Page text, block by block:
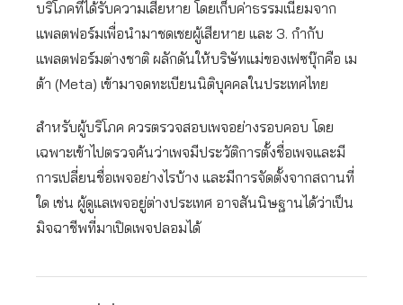
บริโภคที่ได้รับความเสียหาย โดยเก็บค่าธรรมเนียมจาก
แพลตฟอร์มเพื่อนำมาชดเชยผู้เสียหาย และ 3. กำกับ
แพลตฟอร์มต่างชาติ ผลักดันให้บริษัทแม่ของเฟซบุ๊กคือ เม
ต้า (Meta) เข้ามาจดทะเบียนนิติบุคคลในประเทศไทย
สำหรับผู้บริโภค ควรตรวจสอบเพจอย่างรอบคอบ โดย
เฉพาะเข้าไปตรวจค้นว่าเพจมีประวัติการตั้งชื่อเพจและมี
การเปลี่ยนชื่อเพจอย่างไรบ้าง และมีการจัดตั้งจากสถานที่
ใด เช่น ผู้ดูแลเพจอยู่ต่างประเทศ อาจสันนิษฐานได้ว่าเป็น
มิจฉาชีพที่มาเปิดเพจปลอมได้